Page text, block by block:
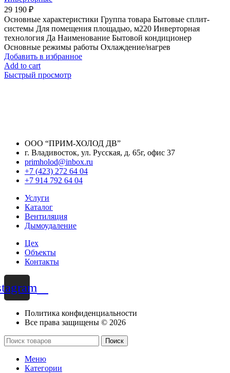
29 190 ₽
Основные характеристики Группа товара Бытовые сплит-
системы Для помещения площадью, м220 Инверторная
технология Да Наименование Бытовой кондиционер
Основные режимы работы Охлаждение/нагрев
Добавить в избранное
Add to cart
Быстрый просмотр
ООО “ПРИМ-ХОЛОД ДВ”
г. Владивосток, ул. Русская, д. 65г, офис 37
primholod@inbox.ru
+7 (423) 272 64 04
+7 914 792 64 04
Услуги
Каталог
Вентиляция
Дымоудаление
Цех
Объекты
Контакты
Политика конфиденциальности
Все права защищены © 2026
Поиск
Меню
Категории